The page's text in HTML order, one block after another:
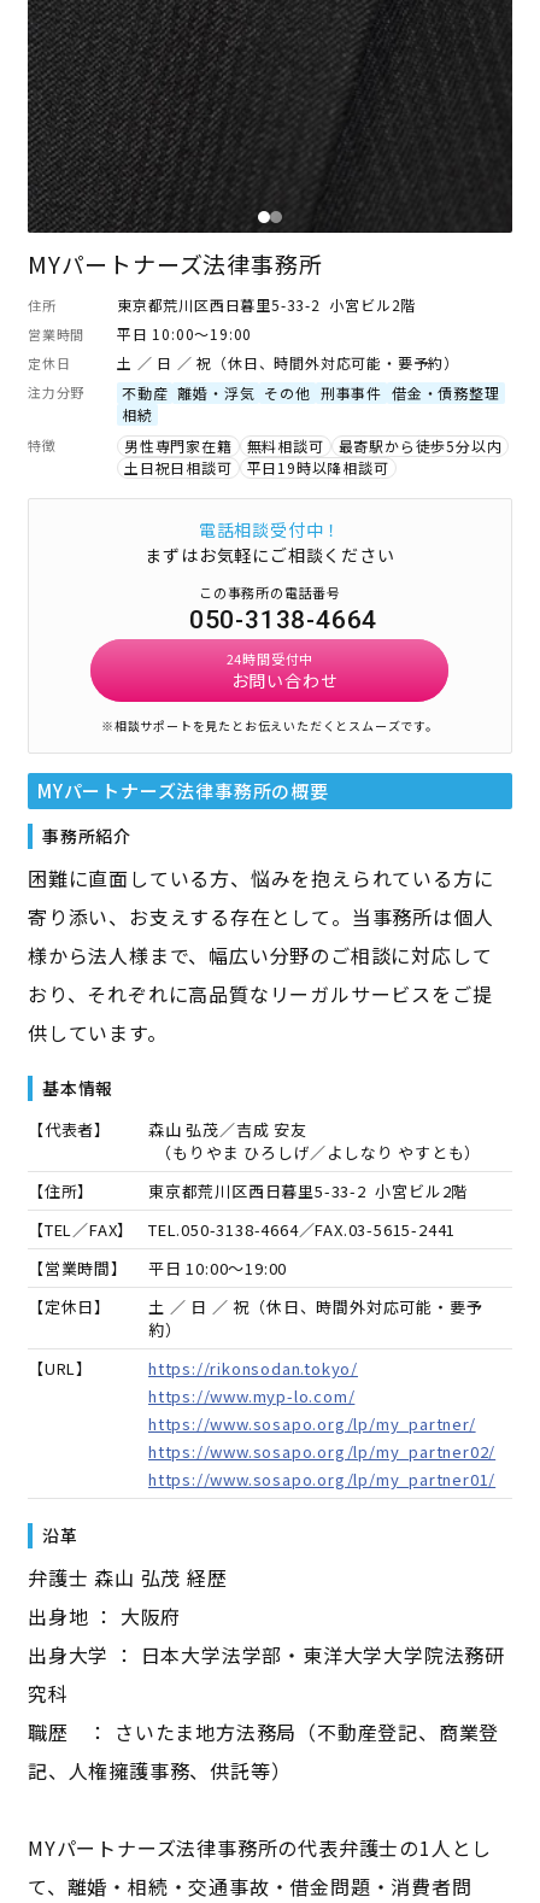
MYパートナーズ法律事務所
住所 東京都荒川区西日暮里5-33-2 小宮ビル2階
営業時間 平日 10:00～19:00
定休日 土 ／ 日 ／ 祝（休日、時間外対応可能・要予約）
注力分野 不動産 離婚・浮気 その他 刑事事件 借金・債務整理
相続
特徴 男性専門家在籍 無料相談可
最寄駅から徒歩5分以内
土日祝日相談可
平日19時以降相談可
電話相談受付中！
まずはお気軽にご相談ください
この事務所の電話番号
050-3138-4664
24時間受付中
お問い合わせ
※相談サポートを見たとお伝えいただくとスムーズです。
MYパートナーズ法律事務所の概要
事務所紹介
困難に直面している方、悩みを抱えられている方に
寄り添い、お支えする存在として。当事務所は個人
様から法人様まで、幅広い分野のご相談に対応して
おり、それぞれに高品質なリーガルサービスをご提
供しています。
基本情報
【代表者】
森山 弘茂／吉成 安友
（もりやま ひろしげ／よしなり やすとも）
【住所】
東京都荒川区西日暮里5-33-2 小宮ビル2階
【TEL／FAX】
TEL.050-3138-4664／FAX.03-5615-2441
【営業時間】
平日 10:00～19:00
【定休日】
土 ／ 日 ／ 祝（休日、時間外対応可能・要予
約）
【URL】
https://rikonsodan.tokyo/
https://www.myp-lo.com/
https://www.sosapo.org/lp/my_partner/
https://www.sosapo.org/lp/my_partner02/
https://www.sosapo.org/lp/my_partner01/
沿革
弁護士 森山 弘茂 経歴
出身地 ： 大阪府
出身大学 ： 日本大学法学部・東洋大学大学院法務研
究科
職歴 ： さいたま地方法務局（不動産登記、商業登
記、人権擁護事務、供託等）
MYパートナーズ法律事務所の代表弁護士の1人とし
て、離婚・相続・交通事故・借金問題・消費者問